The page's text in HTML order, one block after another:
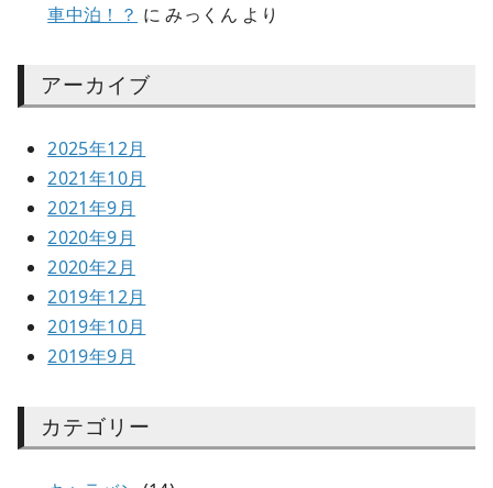
車中泊！？ にみっくん より
アーカイブ
2025年12月
2021年10月
2021年9月
2020年9月
2020年2月
2019年12月
2019年10月
2019年9月
カテゴリー